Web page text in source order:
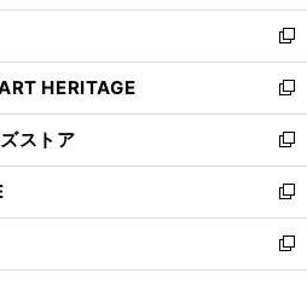
ウ
で
開
く
ン
ド
ウ
で
開
く
新
し
い
ウ
ィ
ン
ド
ウ
で
開
HERITAGE
新
し
い
ウ
ィ
ン
ド
ウ
ストア
新
し
い
ウ
ィ
ン
新
し
い
ウ
新
し